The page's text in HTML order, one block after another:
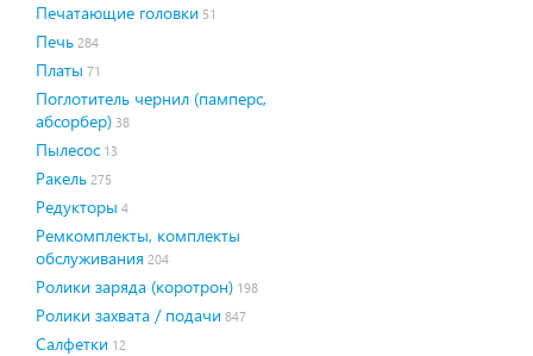
Печатающие головки 51
Печь 284
Платы 71
Поглотитель чернил (памперс,
абсорбер) 38
Пылесос 13
Ракель 275
Редукторы 4
Ремкомплекты, комплекты
обслуживания 204
Ролики заряда (коротрон) 198
Ролики захвата / подачи 847
Салфетки 12